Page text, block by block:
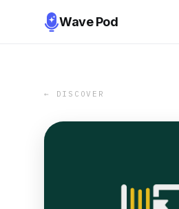
Wave Pod
← DISCOVER